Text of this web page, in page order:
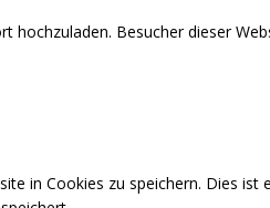
hochzuladen. Besucher dieser
in Cookies zu speichern. Dies